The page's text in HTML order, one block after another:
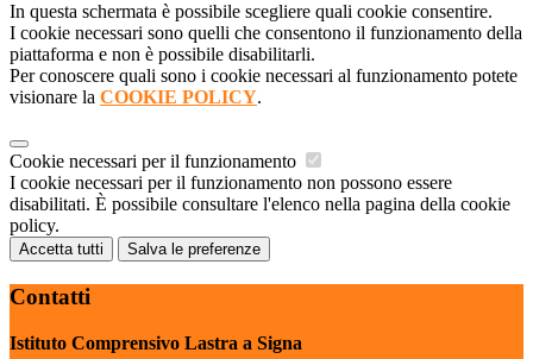
In questa schermata è possibile scegliere quali cookie consentire.
I cookie necessari sono quelli che consentono il funzionamento della
piattaforma e non è possibile disabilitarli.
Per conoscere quali sono i cookie necessari al funzionamento potete
visionare la COOKIE POLICY.
Cookie necessari per il funzionamento
I cookie necessari per il funzionamento non possono essere
disabilitati. È possibile consultare l'elenco nella pagina della cookie
policy.
Accetta tutti Salva le preferenze
Contatti
Istituto Comprensivo Lastra a Signa